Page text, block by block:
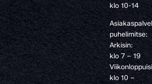
klo 10-14
puhelimitse:
Arkisin:
klo 7 – 19
klo 10 –